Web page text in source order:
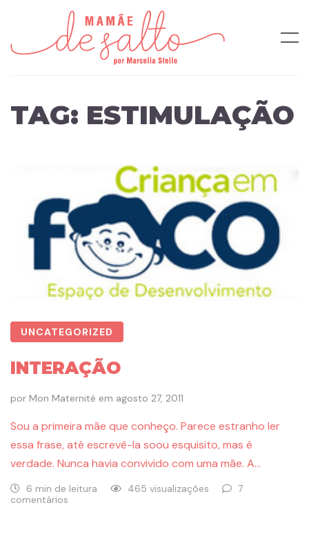
TAG: ESTIMULAÇÃO
UNCATEGORIZED
INTERAÇÃO
por Mon Maternité em agosto 27, 2011
Sou a primeira mãe que conheço. Parece estranho ler
essa frase, até escrevê-la soou esquisito, mas é
verdade. Nunca havia convivido com uma mãe. A…
6 min de leitura 465 visualizações
7
comentários